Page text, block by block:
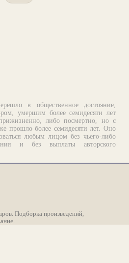
в общественное достояние,
умершим более семидесяти лет
либо посмертно, но с
прошло более семидесяти лет. Оно
любым лицом без чьего-либо
и без выплаты авторского
Подборка произведений,